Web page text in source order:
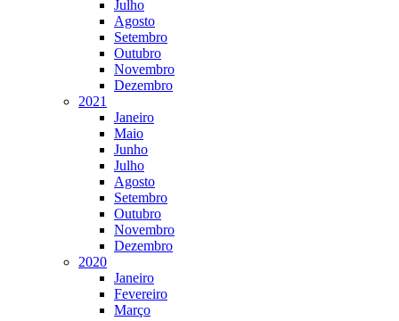
Julho
Agosto
Setembro
Outubro
Novembro
Dezembro
2021
Janeiro
Maio
Junho
Julho
Agosto
Setembro
Outubro
Novembro
Dezembro
2020
Janeiro
Fevereiro
Março